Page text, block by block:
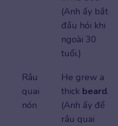
(Anh ấy bắt
đầu hói khi
ngoài 30
tuổi.)
Râu
quai
nón
He grew a
thick beard.
(Anh ấy để
râu quai